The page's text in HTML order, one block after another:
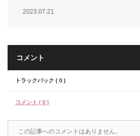
2023.07.21
コメント
トラックバック ( 0 )
コメント ( 0 )
この記事へのコメントはありません。